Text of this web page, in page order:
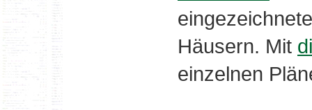
Häusern. Mit
einzelnen